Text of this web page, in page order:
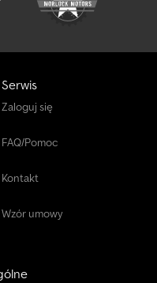
Serwis
Zaloguj się
FAQ/Pomoc
Kontakt
Wzór umowy